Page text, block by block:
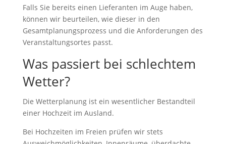
Falls Sie bereits einen Lieferanten im Auge haben,
können wir beurteilen, wie dieser in den
Gesamtplanungsprozess und die Anforderungen des
Veranstaltungsortes passt.
Was passiert bei schlechtem
Wetter?
Die Wetterplanung ist ein wesentlicher Bestandteil
einer Hochzeit im Ausland.
Bei Hochzeiten im Freien prüfen wir stets